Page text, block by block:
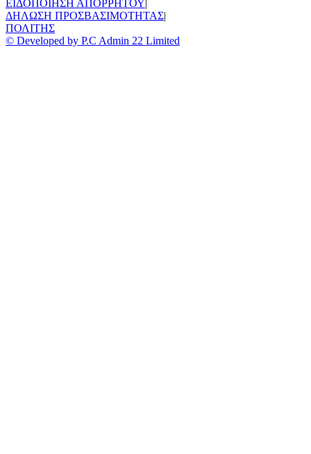
ΕΙΔΟΠΟΙΗΣΗ ΑΠΟΡΡΗΤΟΥ
ΔΗΛΩΣΗ ΠΡΟΣΒΑΣΙΜΟΤΗΤΑΣ|
ΠΟΛΙΤΗΣ
© Developed by P.C Admin 22 Limited